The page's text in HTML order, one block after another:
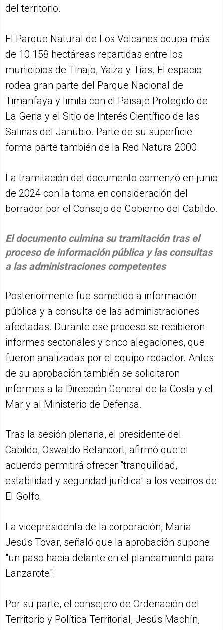
del territorio.
El Parque Natural de Los Volcanes ocupa más
de 10.158 hectáreas repartidas entre los
municipios de Tinajo, Yaiza y Tías. El espacio
rodea gran parte del Parque Nacional de
Timanfaya y limita con el Paisaje Protegido de
La Geria y el Sitio de Interés Científico de las
Salinas del Janubio. Parte de su superficie
forma parte también de la Red Natura 2000.
La tramitación del documento comenzó en junio
de 2024 con la toma en consideración del
borrador por el Consejo de Gobierno del Cabildo.
El documento culmina su tramitación tras el
proceso de información pública y las consultas
a las administraciones competentes
Posteriormente fue sometido a información
pública y a consulta de las administraciones
afectadas. Durante ese proceso se recibieron
informes sectoriales y cinco alegaciones, que
fueron analizadas por el equipo redactor. Antes
de su aprobación también se solicitaron
informes a la Dirección General de la Costa y el
Mar y al Ministerio de Defensa.
Tras la sesión plenaria, el presidente del
Cabildo, Oswaldo Betancort, afirmó que el
acuerdo permitirá ofrecer "tranquilidad,
estabilidad y seguridad jurídica" a los vecinos de
El Golfo.
La vicepresidenta de la corporación, María
Jesús Tovar, señaló que la aprobación supone
"un paso hacia delante en el planeamiento para
Lanzarote".
Por su parte, el consejero de Ordenación del
Territorio y Política Territorial, Jesús Machín,